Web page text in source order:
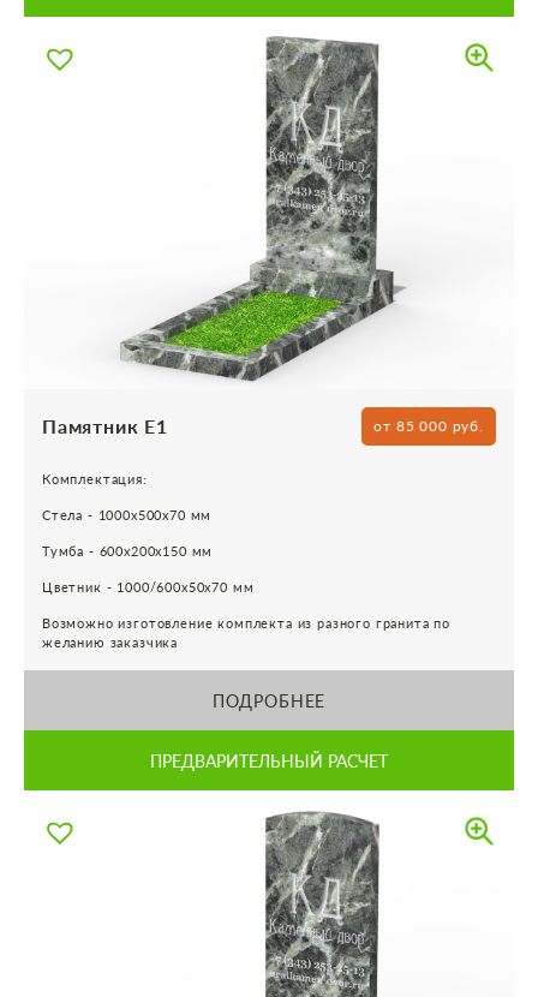
Памятник Е1 от 85 000 руб.
Комплектация:
Стела - 1000х500х70 мм
Тумба - 600х200х150 мм
Цветник - 1000/600х50х70 мм
Возможно изготовление комплекта из разного гранита по
желанию заказчика
ПОДРОБНЕЕ
ПРЕДВАРИТЕЛЬНЫЙ РАСЧЕТ